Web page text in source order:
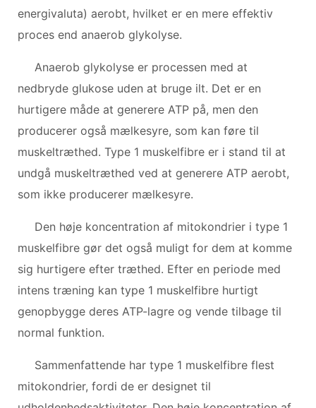
energivaluta) aerobt, hvilket er en mere effektiv
proces end anaerob glykolyse.
Anaerob glykolyse er processen med at
nedbryde glukose uden at bruge ilt. Det er en
hurtigere måde at generere ATP på, men den
producerer også mælkesyre, som kan føre til
muskeltræthed. Type 1 muskelfibre er i stand til at
undgå muskeltræthed ved at generere ATP aerobt,
som ikke producerer mælkesyre.
Den høje koncentration af mitokondrier i type 1
muskelfibre gør det også muligt for dem at komme
sig hurtigere efter træthed. Efter en periode med
intens træning kan type 1 muskelfibre hurtigt
genopbygge deres ATP-lagre og vende tilbage til
normal funktion.
Sammenfattende har type 1 muskelfibre flest
mitokondrier, fordi de er designet til